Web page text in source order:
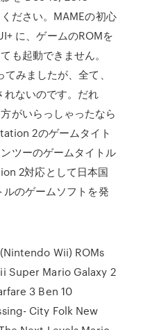
ださい。MAMEの初心
に、ゲームのROMを
も起動できません。
みましたが、全て、
ないのです。だれ
がいらっしゃったなら
2のゲームタイト
ツーのゲームタイトル
2対応として日本国
のゲームソフトを発
Wii) ROMs
Super Mario Galaxy 2
3 Ben 10
City Folk New